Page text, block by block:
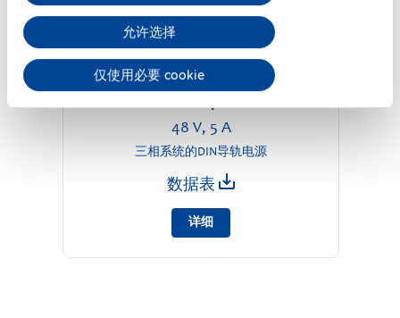
允许选择
仅使用必要 cookie
CT10.481
48 V, 5 A
三相系统的DIN导轨电源
数据表
详细